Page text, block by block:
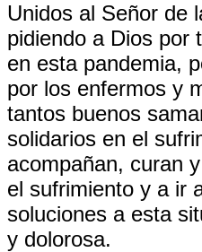
Unidos al Señor de
pidiendo a Dios por
en esta pandemia,
por los enfermos y
tantos buenos
solidarios en el
acompañan, curan
el sufrimiento y a ir
soluciones a esta
y dolorosa.